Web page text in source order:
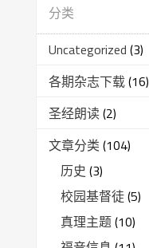
分类
Uncategorized (3)
各期杂志下载(16)
圣经朗读(2)
文章分类(104)
历史 (3)
校园基督徒(5)
真理主题(10)